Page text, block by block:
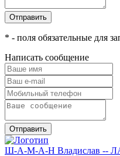
Отправить
* - поля обязательные для
Написать сообщение
Отправить
Ш-А-М-А-Н Владислав --